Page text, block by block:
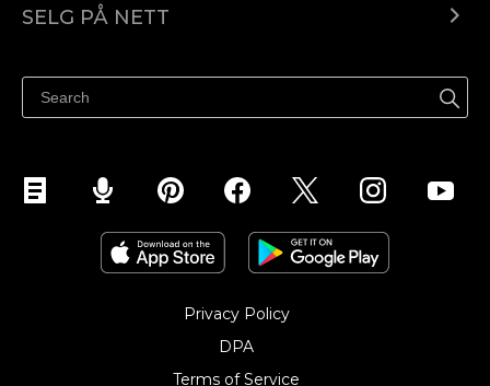
Pris
SELG PÅ NETT
Selg på Facebook
Selg på Instagram
Privacy Policy
DPA
Terms of Service